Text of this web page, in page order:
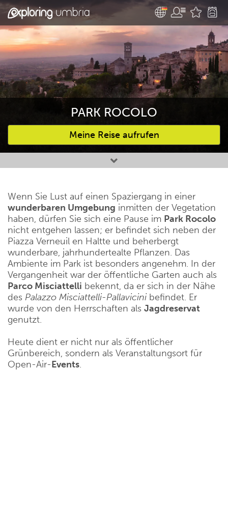
PARK ROCOLO
Meine Reise aufrufen
Bevorzugte Aktivitäten
Wenn Sie Lust auf einen Spaziergang in einer
wunderbaren Umgebung inmitten der Vegetation
haben, dürfen Sie sich eine Pause im Park Rocolo
nicht entgehen lassen; er befindet sich neben der
Piazza Verneuil en Haltte und beherbergt
wunderbare, jahrhundertealte Pflanzen. Das
Ambiente im Park ist besonders angenehm. In der
Vergangenheit war der öffentliche Garten auch als
Parco Misciattelli bekennt, da er sich in der Nähe
des Palazzo Misciattelli-Pallavicini befindet. Er
wurde von den Herrschaften als Jagdreservat
genutzt.
Heute dient er nicht nur als öffentlicher
Grünbereich, sondern als Veranstaltungsort für
Open-Air-Events.